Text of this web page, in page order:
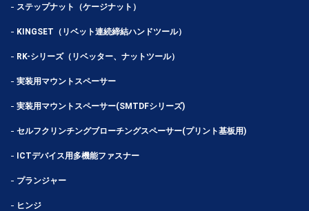
ステップナット（ケージナット）
KINGSET（リベット連続締結ハンドツール）
RK-シリーズ（リベッター、ナットツール）
実装用マウントスペーサー
実装用マウントスペーサー(SMTDFシリーズ)
セルフクリンチングブローチングスペーサー(プリント基板用)
ICTデバイス用多機能ファスナー
プランジャー
ヒンジ